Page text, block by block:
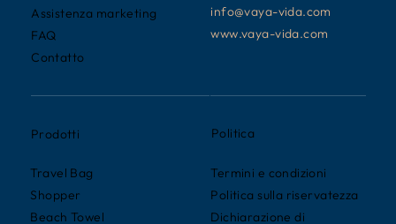
info@vaya-vida.com
www.vaya-vida.com
Assistenza marketing
FAQ
Contatto
Prodotti
Travel Bag
Shopper
Beach Towel
Politica
Termini e condizioni
Politica sulla riservatezza
Dichiarazione di